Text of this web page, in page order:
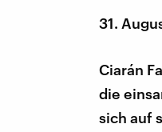
31.
Ciarán
die
sich auf